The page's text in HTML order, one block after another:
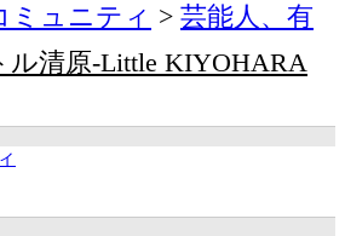
ミュニティ
芸能人、有
ル清原-Little KIYOHARA